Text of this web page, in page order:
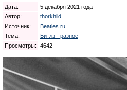
Дата:
5 декабря 2021 года
Автор:
thorkhild
Источник:
Beatles.ru
Тема:
Битлз - разное
Просмотры:
4642